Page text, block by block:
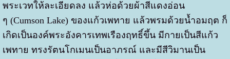
พระเวทให้ละเอียดลง แล้วห่อด้วยผ้าสีแดงอ่อน
ๆ (Cumson Lake) ของแก้วเพทาย แล้วพรมด้วยน้ำอมฤต ก็
เกิดเป็นองค์พระอังคารเทพเรืองฤทธิ์ขึ้น มีกายเป็นสีแก้ว
เพทาย ทรงรัตนโกเมนเป็นอาภรณ์ และมีสีวิมานเป็น